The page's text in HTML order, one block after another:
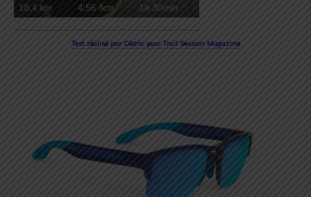
Test réalisé par Cédric pour Trail Session Magazine